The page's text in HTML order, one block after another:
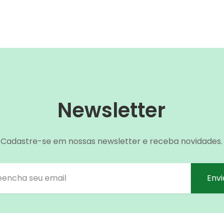
Newsletter
Cadastre-se em nossas newsletter e receba novidades.